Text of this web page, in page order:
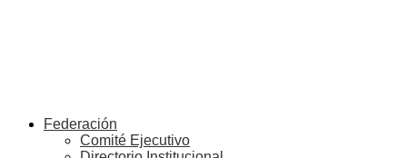
Federación
Comité Ejecutivo